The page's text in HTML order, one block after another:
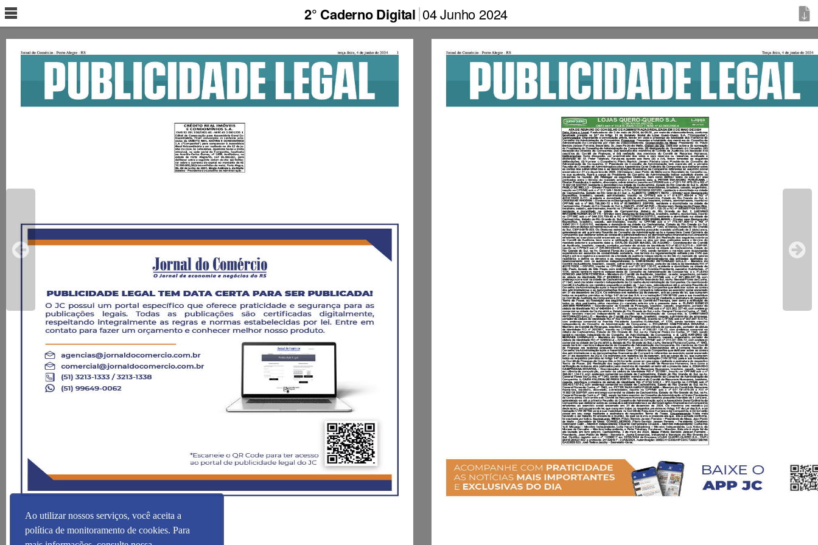
Ao utilizar nossos serviços, você aceita a
política de monitoramento de cookies. Para
2° Caderno Digital 04 Junho 2024